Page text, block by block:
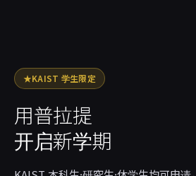
★KAIST 学生限定
用普拉提
开启新学期